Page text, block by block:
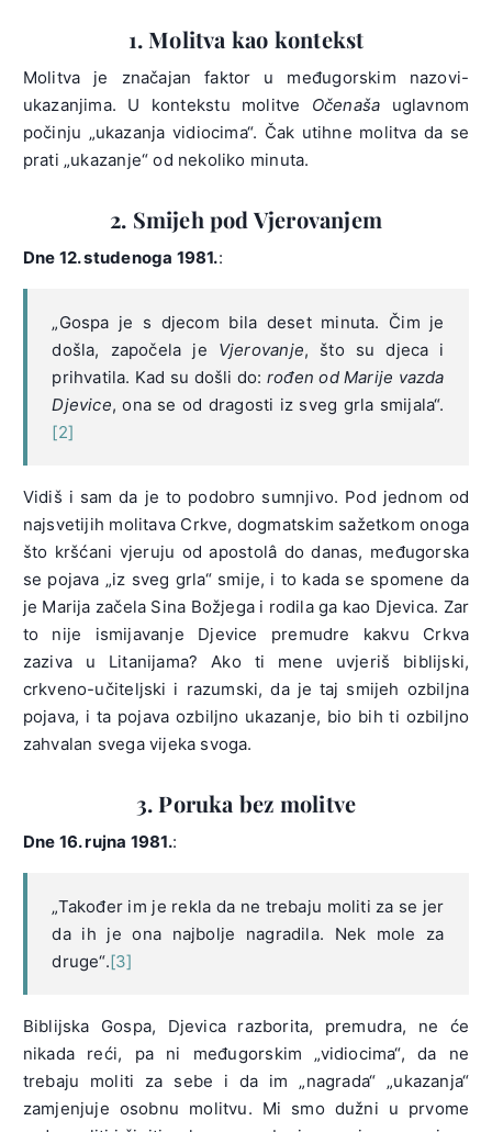
1. Molitva kao kontekst
Molitva je značajan faktor u međugorskim nazovi-
ukazanjima. U kontekstu molitve Očenaša uglavnom
počinju „ukazanja vidiocima“. Čak utihne molitva da se
prati „ukazanje“ od nekoliko minuta.
2. Smijeh pod Vjerovanjem
Dne 12. studenoga 1981.:
„Gospa je s djecom bila deset minuta. Čim je
došla, započela je Vjerovanje, što su djeca i
prihvatila. Kad su došli do: rođen od Marije vazda
Djevice, ona se od dragosti iz sveg grla smijala“.
[2]
Vidiš i sam da je to podobro sumnjivo. Pod jednom od
najsvetijih molitava Crkve, dogmatskim sažetkom onoga
što kršćani vjeruju od apostolâ do danas, međugorska
se pojava „iz sveg grla“ smije, i to kada se spomene da
je Marija začela Sina Božjega i rodila ga kao Djevica. Zar
to nije ismijavanje Djevice premudre kakvu Crkva
zaziva u Litanijama? Ako ti mene uvjeriš biblijski,
crkveno-učiteljski i razumski, da je taj smijeh ozbiljna
pojava, i ta pojava ozbiljno ukazanje, bio bih ti ozbiljno
zahvalan svega vijeka svoga.
3. Poruka bez molitve
Dne 16. rujna 1981.:
„Također im je rekla da ne trebaju moliti za se jer
da ih je ona najbolje nagradila. Nek mole za
druge“.[3]
Biblijska Gospa, Djevica razborita, premudra, ne će
nikada reći, pa ni međugorskim „vidiocima“, da ne
trebaju moliti za sebe i da im „nagrada“ „ukazanja“
zamjenjuje osobnu molitvu. Mi smo dužni u prvome